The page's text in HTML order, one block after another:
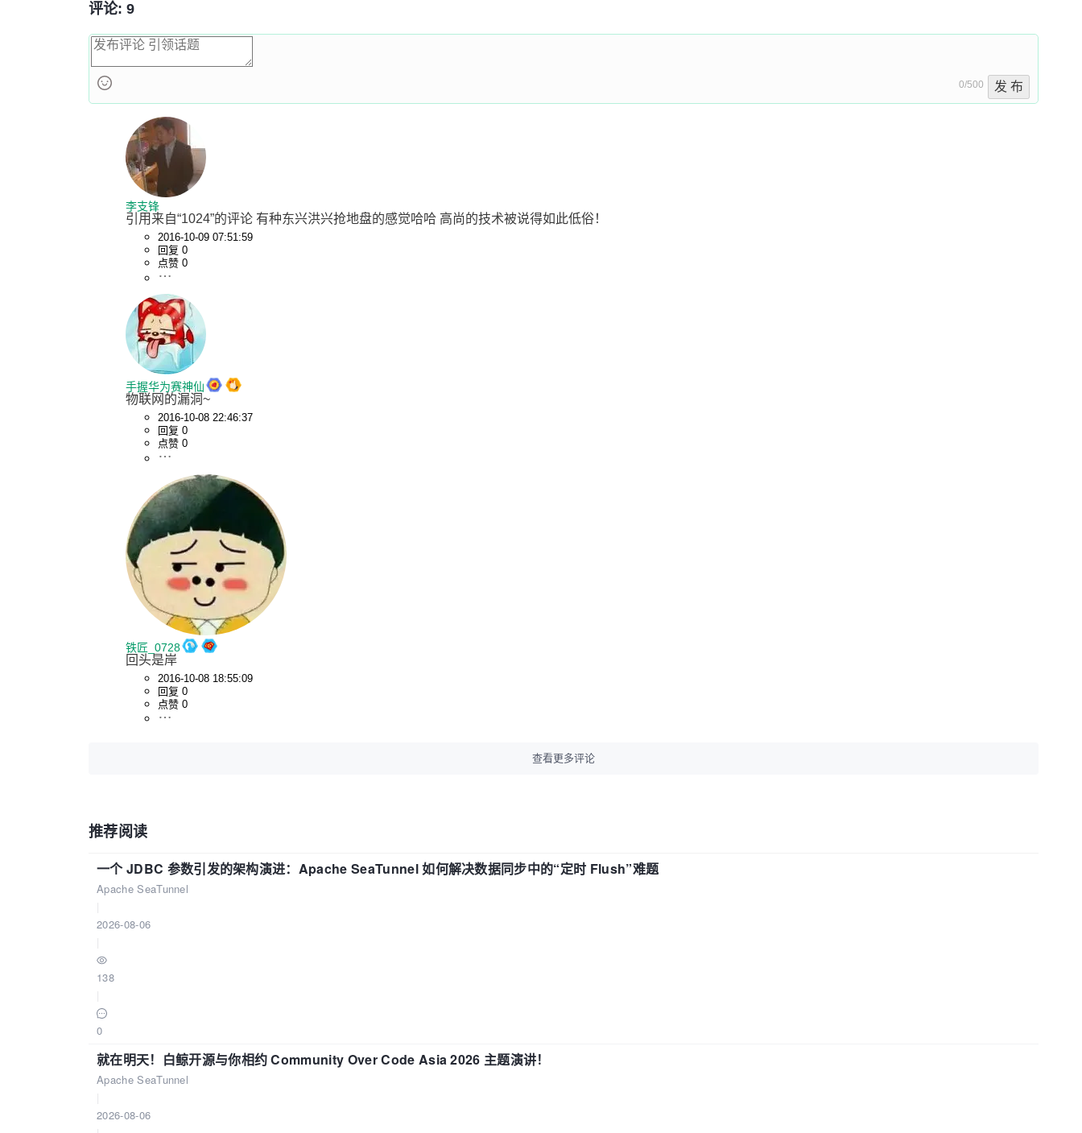
评论: 9
0/500 发 布
李支锋
引用来自“1024”的评论 有种东兴洪兴抢地盘的感觉哈哈 高尚的技术被说得如此低俗！
2016-10-09 07:51:59
回复 0
点赞 0
手握华为赛神仙
物联网的漏洞~
2016-10-08 22:46:37
回复 0
点赞 0
铁匠_0728
回头是岸
2016-10-08 18:55:09
回复 0
点赞 0
查看更多评论
推荐阅读
一个 JDBC 参数引发的架构演进：Apache SeaTunnel 如何解决数据同步中的“定时 Flush”难题
Apache SeaTunnel
2026-08-06
138
0
就在明天！白鲸开源与你相约 Community Over Code Asia 2026 主题演讲！
Apache SeaTunnel
2026-08-06